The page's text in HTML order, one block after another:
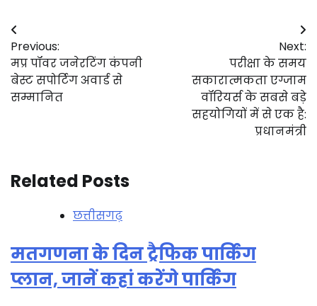
Post
navigation
Previous:
मप्र पॉवर जनेरटिंग कंपनी
बेस्ट सपोर्टिग अवार्ड से
सम्मानित
Next:
परीक्षा के समय
सकारात्मकता एग्जाम
वॉरियर्स के सबसे बड़े
सहयोगियों में से एक है:
प्रधानमंत्री
Related Posts
छत्तीसगढ़
मतगणना के दिन ट्रैफिक पार्किंग
प्लान, जानें कहां करेंगे पार्किंग